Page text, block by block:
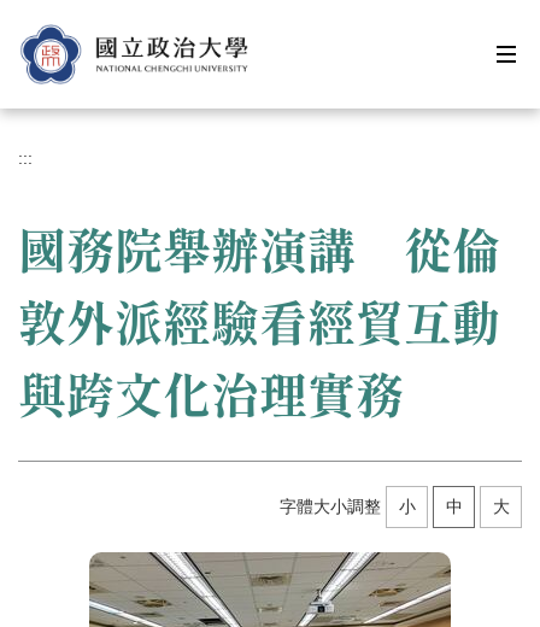
到
主
內
區
:::
國務院舉辦演講 從倫
敦外派經驗看經貿互動
與跨文化治理實務
字體大小調整 小 中 大